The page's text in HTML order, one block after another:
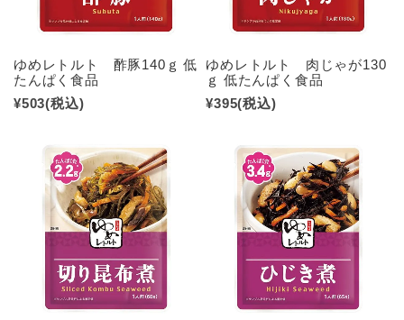
ゆめレトルト 酢豚140ｇ 低
たんぱく食品
¥503(税込)
ゆめレトルト 肉じゃが130
ｇ 低たんぱく食品
¥395(税込)